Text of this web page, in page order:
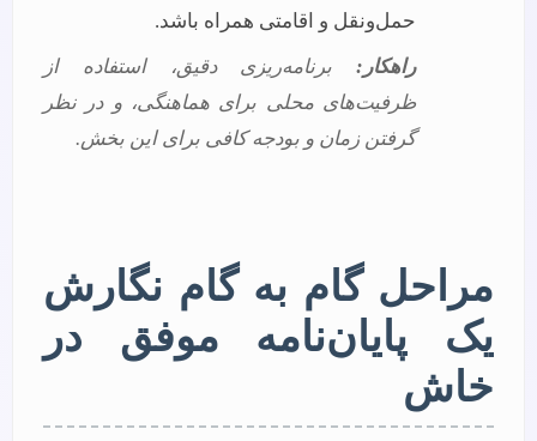
حمل‌ونقل و اقامتی همراه باشد.
راهکار: برنامه‌ریزی دقیق، استفاده از
ظرفیت‌های محلی برای هماهنگی، و در نظر
گرفتن زمان و بودجه کافی برای این بخش.
مراحل گام به گام نگارش
یک پایان‌نامه موفق در
خاش